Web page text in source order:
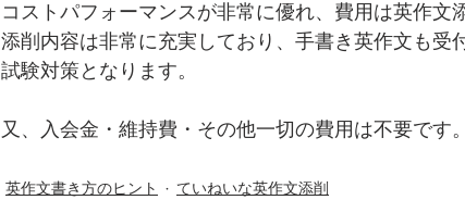
コストパフォーマンスが非常に優れ、費用は英作文
添削内容は非常に充実しており、手書き英作文も受
試験対策となります。
又、入会金・維持費・その他一切の費用は不要です。
英作文書き方のヒント ていねいな英作文添削